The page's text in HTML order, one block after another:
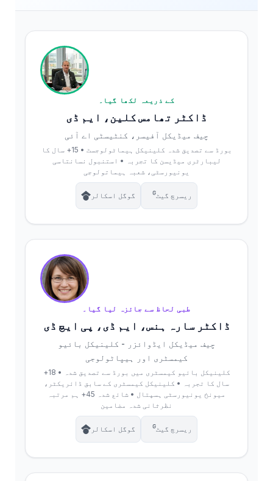
کے ذریعہ لکھا گیا۔
ڈاکٹر تھامس کلین، ایم ڈی
چیف میڈیکل آفیسر، کنٹیسٹی اے آئی
بورڈ سے تصدیق شدہ کلینیکل ہیماٹولوجسٹ • 15+ سال کا
لیبارٹری میڈیسن کا تجربہ • استنبول نسانتاسی
یونیورسٹی، شعبہ ہیماتولوجی
گوگل اسکالر ریسرچ گیٹ
طبی لحاظ سے جائزہ لیا گیا۔
ڈاکٹر سارہ ہنس، ایم ڈی، پی ایچ ڈی
چیف میڈیکل ایڈوائزر - کلینیکل بائیو
کیمسٹری اور ہیپاٹولوجی
کلینیکل بائیو کیمسٹری میں بورڈ سے تصدیق شدہ • 18+
سال کا تجربہ • کلینیکل کیمسٹری کے سابق ڈائریکٹر،
میونخ یونیورسٹی ہسپتال • شائع شدہ 45+ ہم مرتبہ
نظرثانی شدہ مضامین
گوگل اسکالر ریسرچ گیٹ